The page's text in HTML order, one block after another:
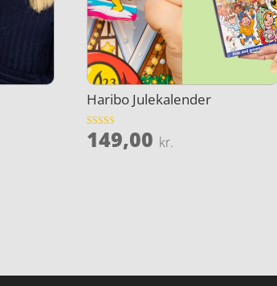
Haribo Julekalender
Vurderet
3.7
149,00 kr.